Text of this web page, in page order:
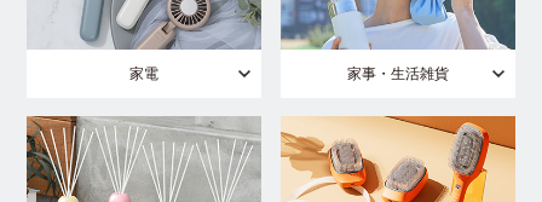
家電 家事・生活雑貨